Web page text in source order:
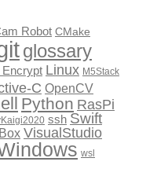
Robot CMake
glossary
Encrypt Linux M5Stack
C OpenCV
Python RasPi
ssh Swift
VisualStudio
wsl